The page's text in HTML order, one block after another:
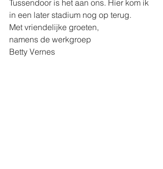
Tussendoor is het aan ons. Hier kom ik
in een later stadium nog op terug.
Met vriendelijke groeten,
namens de werkgroep
Betty Vernes